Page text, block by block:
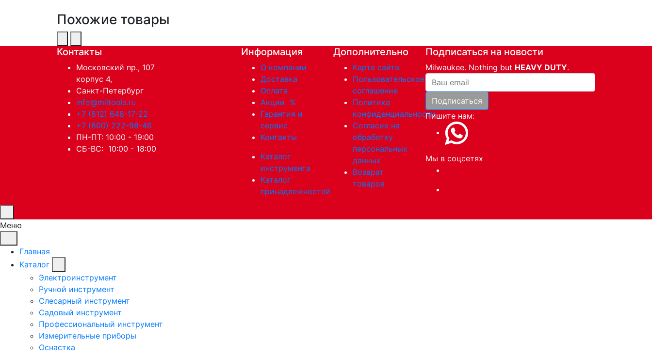
Похожие товары
Контакты
Московский пр., 107
корпус 4,
Санкт-Петербург
info@miltools.ru
+7 (812) 648-17-22
+7 (800) 222-98-46
ПН-ПТ: 10:00 - 19:00
СБ-ВС: 10:00 - 18:00
Информация
О компании
Доставка
Оплата
Акции %
Гарантия и
сервис
Контакты
Каталог
инструмента
Каталог
принадлежностей
Дополнительно
Карта сайта
Пользовательское
соглашение
Политика
конфиденциальности
Согласие на
обработку
персональных
данных
Возврат
товаров
Подписаться на новости
Milwaukee. Nothing but HEAVY DUTY.
Ваша почта
Подписаться
Пишите нам:
Мы в соцсетях
Меню
Главная
Каталог
Электроинструмент
Ручной инструмент
Слесарный инструмент
Садовый инструмент
Профессиональный инструмент
Измерительные приборы
Оснастка